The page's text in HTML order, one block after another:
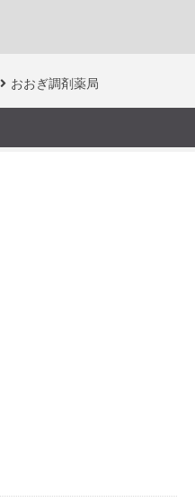
おおぎ調剤薬局